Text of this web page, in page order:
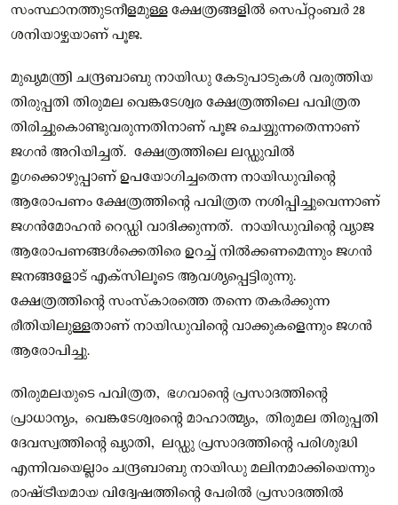
സംസ്ഥാനത്തുടനീളമുള്ള ക്ഷേത്രങ്ങളിൽ സെപ്റ്റംബര്‍ 28
ശനിയാഴ്ചയാണ് പൂജ.
മുഖ്യമന്ത്രി ചന്ദ്രബാബു നായിഡു കേടുപാടുകൾ വരുത്തിയ
തിരുപ്പതി തിരുമല വെങ്കടേശ്വര ക്ഷേത്രത്തിലെ പവിത്രത
തിരിച്ചുകൊണ്ടുവരുന്നതിനാണ് പൂജ ചെയ്യുന്നതെന്നാണ്
ജഗന്‍ അറിയിച്ചത്. ക്ഷേത്രത്തിലെ ലഡ്ഡുവില്‍
മൃഗക്കൊഴുപ്പാണ് ഉപയോഗിച്ചതെന്ന നായിഡുവിന്റെ
ആരോപണം ക്ഷേത്രത്തിന്റെ പവിത്രത നശിപ്പിച്ചുവെന്നാണ്
ജഗന്‍മോഹന്‍ റെഡ്ഡി വാദിക്കുന്നത്. നായിഡുവിന്റെ വ്യാജ
ആരോപണങ്ങള്‍ക്കെതിരെ ഉറച്ച്‌ നില്‍ക്കണമെന്നും ജഗന്‍
ജനങ്ങളോട് എക്‌സിലൂടെ ആവശ്യപ്പെട്ടിരുന്നു.
ക്ഷേത്രത്തിന്റെ സംസ്‌കാരത്തെ തന്നെ തകര്‍ക്കുന്ന
രീതിയിലുള്ളതാണ് നായിഡുവിന്റെ വാക്കുകളെന്നും ജഗന്‍
ആരോപിച്ചു.
തിരുമലയുടെ പവിത്രത, ഭഗവാന്റെ പ്രസാദത്തിന്റെ
പ്രാധാന്യം, വെങ്കടേശ്വരന്റെ മാഹാത്മ്യം, തിരുമല തിരുപ്പതി
ദേവസ്വത്തിന്റെ ഖ്യാതി, ലഡ്ഡു പ്രസാദത്തിന്റെ പരിശുദ്ധി
എന്നിവയെല്ലാം ചന്ദ്രബാബു നായിഡു മലിനമാക്കിയെന്നും
രാഷ്ട്രീയമായ വിദ്വേഷത്തിന്റെ പേരില്‍ പ്രസാദത്തില്‍